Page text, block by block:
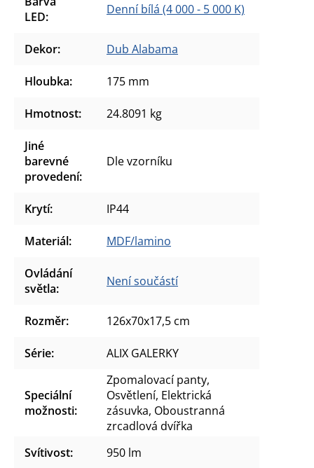
LED: Denní bílá (4 000 - 5 000 K)
Dekor: Dub Alabama
Hloubka: 175 mm
Hmotnost: 24.8091 kg
Jiné
barevné
provedení:
Dle vzorníku
Krytí: IP44
Materiál: MDF/lamino
Ovládání
světla: Není součástí
Rozměr: 126x70x17,5 cm
Série: ALIX GALERKY
Speciální
možnosti:
Zpomalovací panty,
Osvětlení, Elektrická
zásuvka, Oboustranná
zrcadlová dvířka
Svítivost: 950 lm